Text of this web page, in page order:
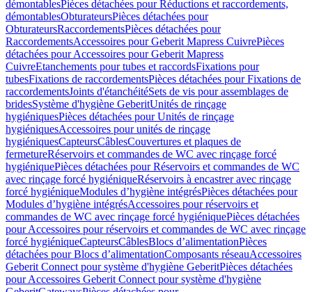
démontablesPièces détachées pour Réductions et raccordements,
démontablesObturateursPièces détachées pour
ObturateursRaccordementsPièces détachées pour
RaccordementsAccessoires pour Geberit Mapress CuivrePièces
détachées pour Accessoires pour Geberit Mapress
CuivreEtanchements pour tubes et raccordsFixations pour
tubesFixations de raccordementsPièces détachées pour Fixations de
raccordementsJoints d'étanchéitéSets de vis pour assemblages de
bridesSystème d'hygiène GeberitUnités de rinçage
hygiéniquesPièces détachées pour Unités de rinçage
hygiéniquesAccessoires pour unités de rinçage
hygiéniquesCapteursCâblesCouvertures et plaques de
fermetureRéservoirs et commandes de WC avec rinçage forcé
hygiéniquePièces détachées pour Réservoirs et commandes de WC
avec rinçage forcé hygiéniqueRéservoirs à encastrer avec rinçage
forcé hygiéniqueModules d’hygiène intégrésPièces détachées pour
Modules d’hygiène intégrésAccessoires pour réservoirs et
commandes de WC avec rinçage forcé hygiéniquePièces détachées
pour Accessoires pour réservoirs et commandes de WC avec rinçage
forcé hygiéniqueCapteursCâblesBlocs d’alimentationPièces
détachées pour Blocs d’alimentationComposants réseauAccessoires
Geberit Connect pour système d'hygiène GeberitPièces détachées
pour Accessoires Geberit Connect pour système d'hygiène